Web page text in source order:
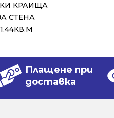
КРАИЩА
СТЕНА
Плащене при
доставка